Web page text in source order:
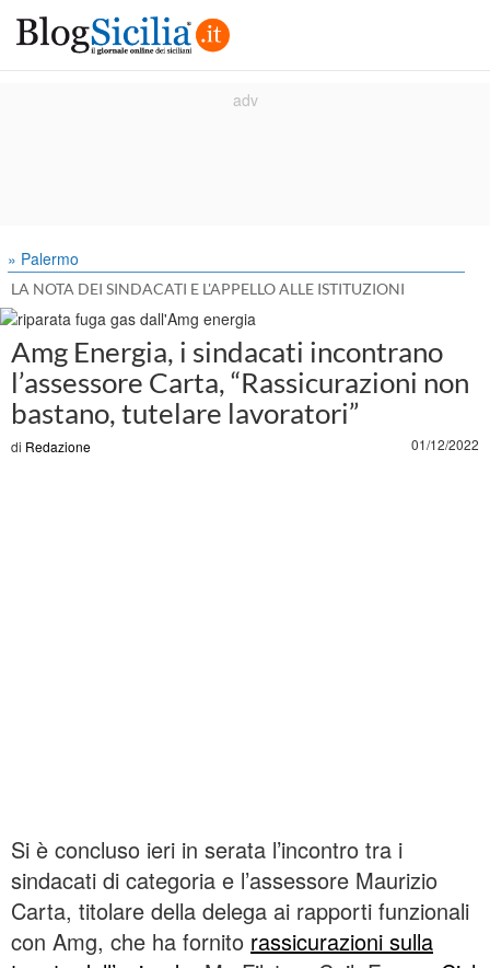
» Palermo
LA NOTA DEI SINDACATI E L'APPELLO ALLE ISTITUZIONI
Amg Energia, i sindacati incontrano
l’assessore Carta, “Rassicurazioni non
bastano, tutelare lavoratori”
di Redazione 01/12/2022
Si è concluso ieri in serata l’incontro tra i
sindacati di categoria e l’assessore Maurizio
Carta, titolare della delega ai rapporti funzionali
con Amg, che ha fornito rassicurazioni sulla